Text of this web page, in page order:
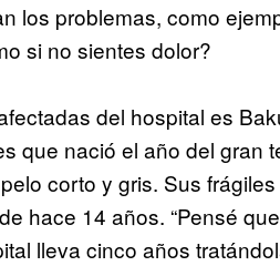
los problemas, como
si no sientes dolor?
del hospital es
que nació el año del gran
corto y gris. Sus
hace 14 años. “Pensé
lleva cinco años